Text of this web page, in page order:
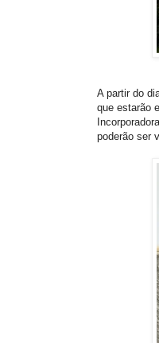
A partir do
que estarão
poderão ser